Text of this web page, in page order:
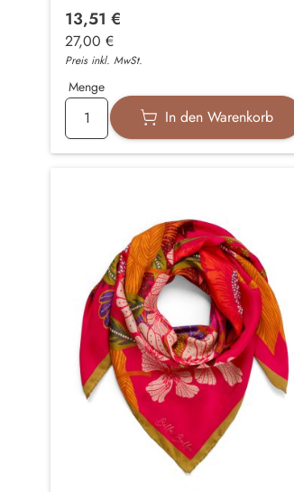
13,51 €
27,00 €
Preis inkl. MwSt.
Menge
In den Warenkorb